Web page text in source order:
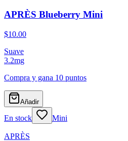
APRÈS Blueberry Mini
$10.00
Suave
3.2mg
Compra y gana 10 puntos
Añadir
En stock Mini
APRÈS